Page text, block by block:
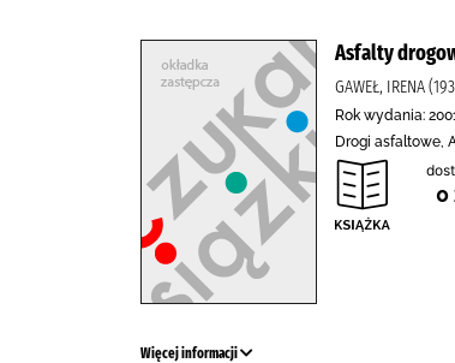
Asfalty
GAWEŁ, IRENA
Rok wydania:
Drogi asfaltowe,
0
Więcej informacji